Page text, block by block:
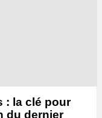
: la clé pour
du dernier